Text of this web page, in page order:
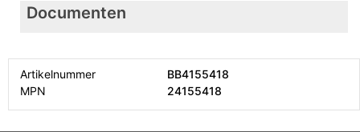
Documenten
Artikelnummer
BB4155418
MPN
24155418